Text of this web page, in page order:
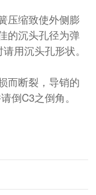
压缩致使外侧膨
的沉头孔径为弹
用沉头孔形状。
而断裂，导销的
倒C3之倒角。